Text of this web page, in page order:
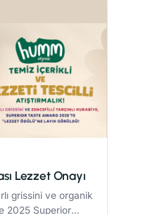
Lezzet Onayı
grissini ve organik
2025 Superior